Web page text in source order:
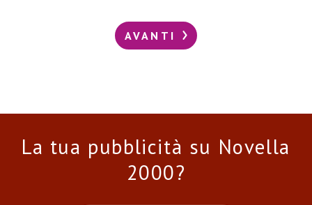
AVANTI
La tua pubblicità su Novella
2000?